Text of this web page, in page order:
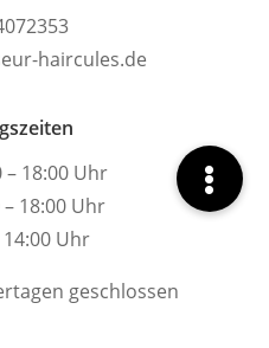
haircules.de
– 18:00 Uhr
– 18:00 Uhr
14:00 Uhr
geschlossen